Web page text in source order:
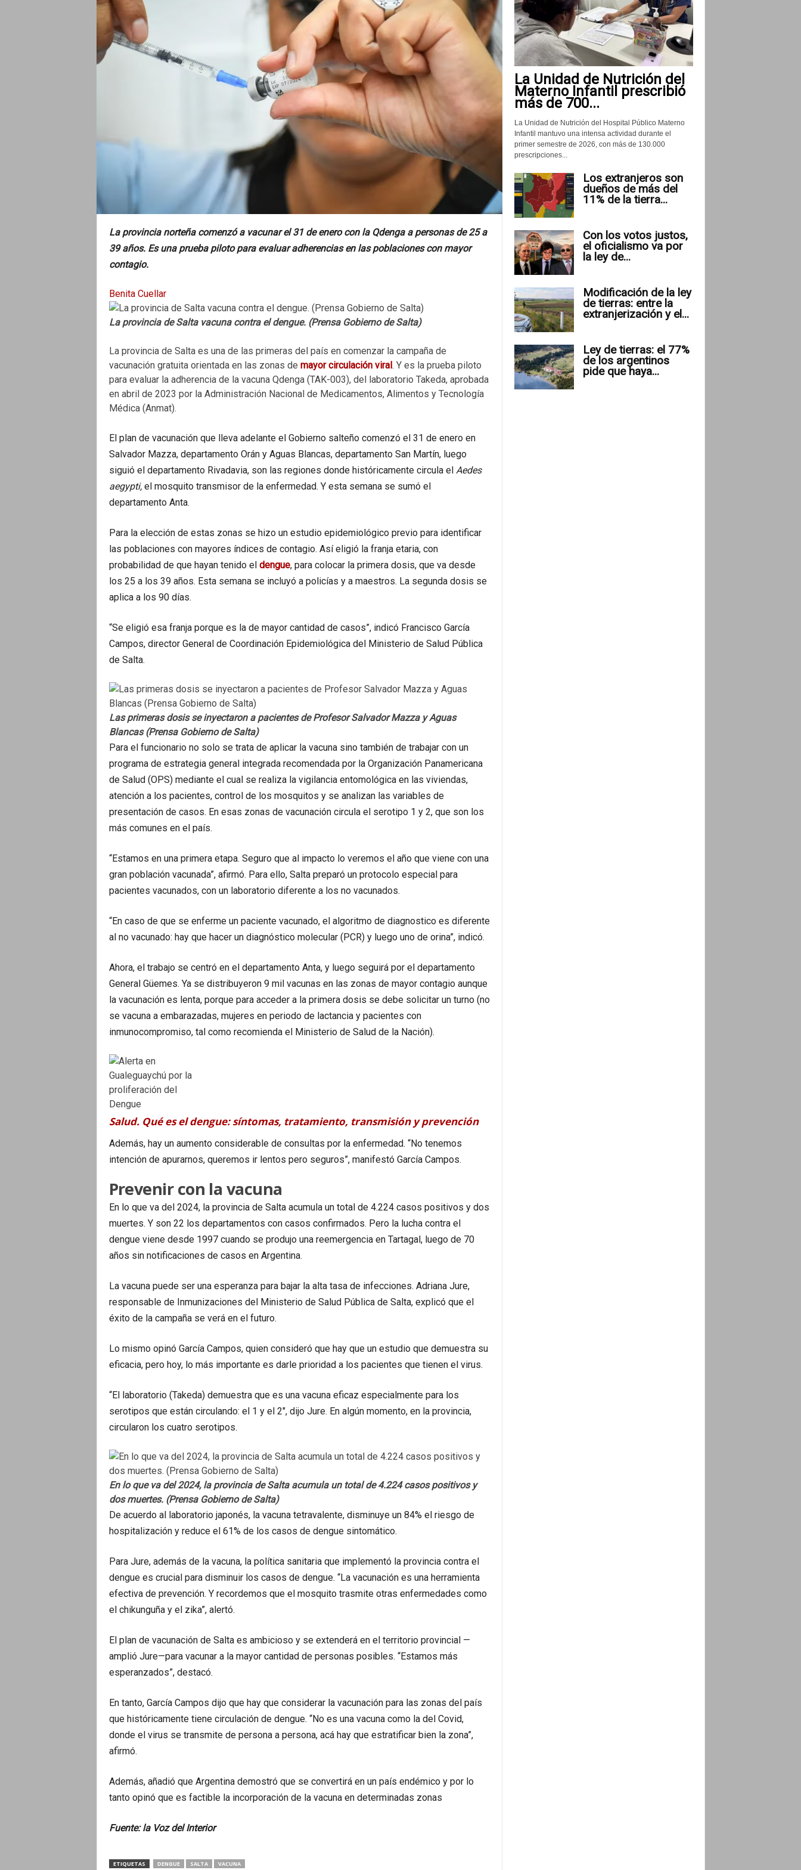
o
La provincia norteña comenzó a vacunar el 31 de enero con la Qdenga a personas de 25 a
39 años. Es una prueba piloto para evaluar adherencias en las poblaciones con mayor
contagio.
Benita Cuellar
La provincia de Salta vacuna contra el dengue. (Prensa Gobierno de Salta)
La provincia de Salta es una de las primeras del país en comenzar la campaña de
vacunación gratuita orientada en las zonas de mayor circulación viral. Y es la prueba piloto
para evaluar la adherencia de la vacuna Qdenga (TAK-003), del laboratorio Takeda, aprobada
en abril de 2023 por la Administración Nacional de Medicamentos, Alimentos y Tecnología
Médica (Anmat).
El plan de vacunación que lleva adelante el Gobierno salteño comenzó el 31 de enero en
Salvador Mazza, departamento Orán y Aguas Blancas, departamento San Martín, luego
siguió el departamento Rivadavia, son las regiones donde históricamente circula el Aedes
aegypti, el mosquito transmisor de la enfermedad. Y esta semana se sumó el
departamento Anta.
Para la elección de estas zonas se hizo un estudio epidemiológico previo para identificar
las poblaciones con mayores índices de contagio. Así eligió la franja etaria, con
probabilidad de que hayan tenido el dengue, para colocar la primera dosis, que va desde
los 25 a los 39 años. Esta semana se incluyó a policías y a maestros. La segunda dosis se
aplica a los 90 días.
“Se eligió esa franja porque es la de mayor cantidad de casos”, indicó Francisco García
Campos, director General de Coordinación Epidemiológica del Ministerio de Salud Pública
de Salta.
Las primeras dosis se inyectaron a pacientes de Profesor Salvador Mazza y Aguas
Blancas (Prensa Gobierno de Salta)
Para el funcionario no solo se trata de aplicar la vacuna sino también de trabajar con un
programa de estrategia general integrada recomendada por la Organización Panamericana
de Salud (OPS) mediante el cual se realiza la vigilancia entomológica en las viviendas,
atención a los pacientes, control de los mosquitos y se analizan las variables de
presentación de casos. En esas zonas de vacunación circula el serotipo 1 y 2, que son los
más comunes en el país.
“Estamos en una primera etapa. Seguro que al impacto lo veremos el año que viene con una
gran población vacunada”, afirmó. Para ello, Salta preparó un protocolo especial para
pacientes vacunados, con un laboratorio diferente a los no vacunados.
“En caso de que se enferme un paciente vacunado, el algoritmo de diagnostico es diferente
al no vacunado: hay que hacer un diagnóstico molecular (PCR) y luego uno de orina”, indicó.
Ahora, el trabajo se centró en el departamento Anta, y luego seguirá por el departamento
General Güemes. Ya se distribuyeron 9 mil vacunas en las zonas de mayor contagio aunque
la vacunación es lenta, porque para acceder a la primera dosis se debe solicitar un turno (no
se vacuna a embarazadas, mujeres en periodo de lactancia y pacientes con
inmunocompromiso, tal como recomienda el Ministerio de Salud de la Nación).
Salud. Qué es el dengue: síntomas, tratamiento, transmisión y prevención
Además, hay un aumento considerable de consultas por la enfermedad. “No tenemos
intención de apurarnos, queremos ir lentos pero seguros”, manifestó García Campos.
Prevenir con la vacuna
En lo que va del 2024, la provincia de Salta acumula un total de 4.224 casos positivos y dos
muertes. Y son 22 los departamentos con casos confirmados. Pero la lucha contra el
dengue viene desde 1997 cuando se produjo una reemergencia en Tartagal, luego de 70
años sin notificaciones de casos en Argentina.
La vacuna puede ser una esperanza para bajar la alta tasa de infecciones. Adriana Jure,
responsable de Inmunizaciones del Ministerio de Salud Pública de Salta, explicó que el
éxito de la campaña se verá en el futuro.
Lo mismo opinó García Campos, quien consideró que hay que un estudio que demuestra su
eficacia, pero hoy, lo más importante es darle prioridad a los pacientes que tienen el virus.
“El laboratorio (Takeda) demuestra que es una vacuna eficaz especialmente para los
serotipos que están circulando: el 1 y el 2″, dijo Jure. En algún momento, en la provincia,
circularon los cuatro serotipos.
En lo que va del 2024, la provincia de Salta acumula un total de 4.224 casos positivos y
dos muertes. (Prensa Gobierno de Salta)
De acuerdo al laboratorio japonés, la vacuna tetravalente, disminuye un 84% el riesgo de
hospitalización y reduce el 61% de los casos de dengue sintomático.
Para Jure, además de la vacuna, la política sanitaria que implementó la provincia contra el
dengue es crucial para disminuir los casos de dengue. “La vacunación es una herramienta
efectiva de prevención. Y recordemos que el mosquito trasmite otras enfermedades como
el chikunguña y el zika”, alertó.
El plan de vacunación de Salta es ambicioso y se extenderá en el territorio provincial —
amplió Jure—para vacunar a la mayor cantidad de personas posibles. “Estamos más
esperanzados”, destacó.
En tanto, García Campos dijo que hay que considerar la vacunación para las zonas del país
que históricamente tiene circulación de dengue. “No es una vacuna como la del Covid,
donde el virus se transmite de persona a persona, acá hay que estratificar bien la zona”,
afirmó.
Además, añadió que Argentina demostró que se convertirá en un país endémico y por lo
tanto opinó que es factible la incorporación de la vacuna en determinadas zonas
Fuente: la Voz del Interior
ETIQUETAS DENGUE SALTA VACUNA
La Unidad de Nutrición del
Materno Infantil prescribió
más de 700...
La Unidad de Nutrición del Hospital Público Materno
Infantil mantuvo una intensa actividad durante el
primer semestre de 2026, con más de 130.000
prescripciones...
Los extranjeros son
dueños de más del
11% de la tierra...
Con los votos justos,
el oficialismo va por
la ley de...
Modificación de la ley
de tierras: entre la
extranjerización y el...
Ley de tierras: el 77%
de los argentinos
pide que haya...